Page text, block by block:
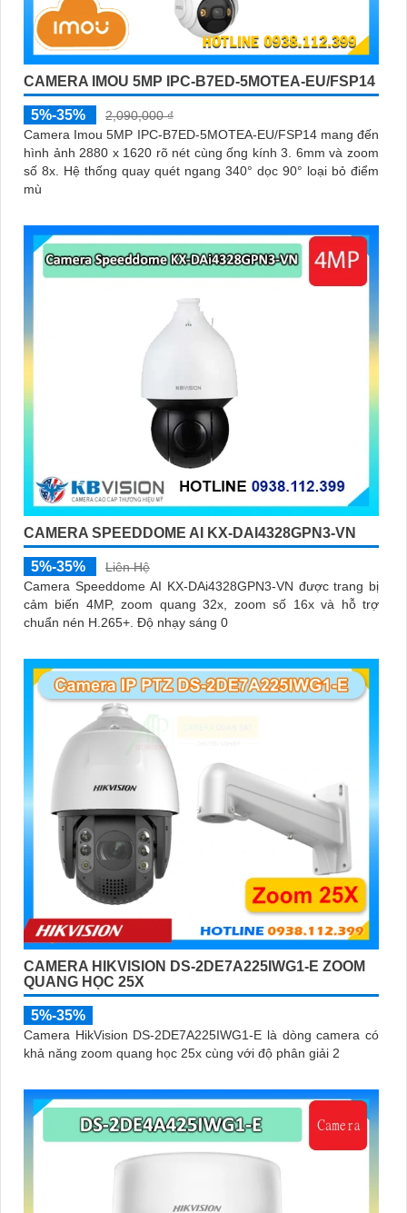
CAMERA IMOU 5MP IPC-B7ED-5MOTEA-EU/FSP14
5%-35%
2,090,000 ₫
Camera Imou 5MP IPC-B7ED-5MOTEA-EU/FSP14 mang đến
hình ảnh 2880 x 1620 rõ nét cùng ống kính 3. 6mm và zoom
số 8x. Hệ thống quay quét ngang 340° dọc 90° loại bỏ điểm
mù
CAMERA SPEEDDOME AI KX-DAI4328GPN3-VN
5%-35%
Liên Hệ
Camera Speeddome AI KX-DAi4328GPN3-VN được trang bị
cảm biến 4MP, zoom quang 32x, zoom số 16x và hỗ trợ
chuẩn nén H.265+. Độ nhạy sáng 0
CAMERA HIKVISION DS-2DE7A225IWG1-E ZOOM
QUANG HỌC 25X
5%-35%
Camera HikVision DS-2DE7A225IWG1-E là dòng camera có
khả năng zoom quang học 25x cùng với độ phân giải 2